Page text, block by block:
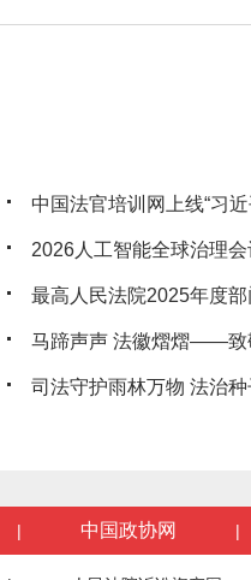
中国法官培训网上线“习
2026人工智能全球治理
最高人民法院2025年度
马蹄声声 法徽熠熠——致
司法守护雨林万物 法治
| 中国政协网 |